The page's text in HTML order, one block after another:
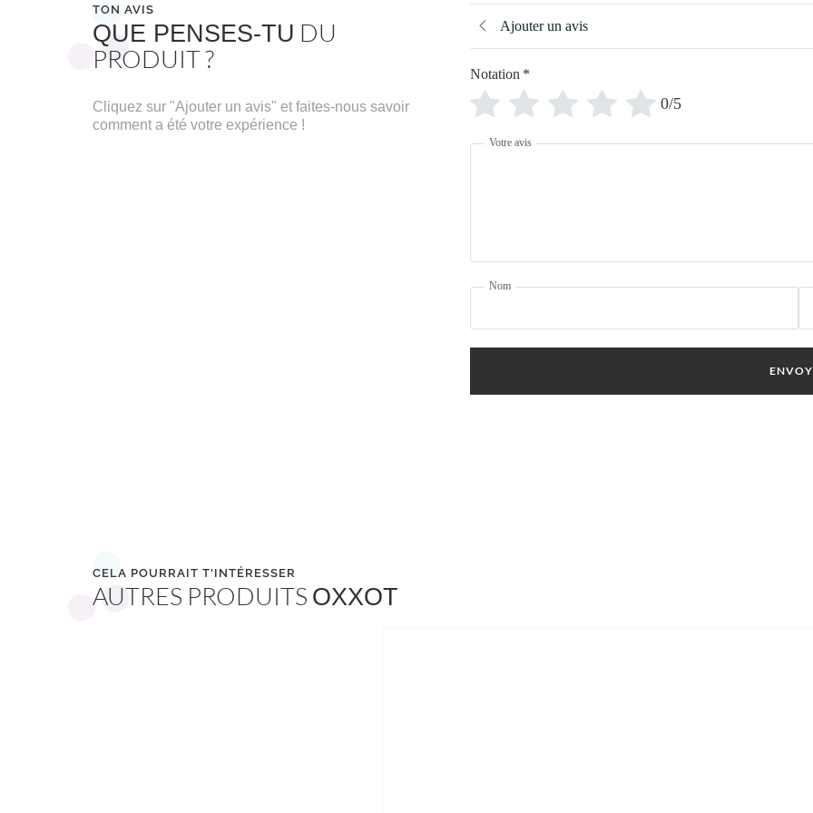
TON AVIS
QUE PENSES-TU DU
PRODUIT ?
Cliquez sur "Ajouter un avis" et faites-nous savoir
comment a été votre expérience !
Ajouter un avis
Notation *
0/5
Votre avis
Nom
CELA POURRAIT T'INTÉRESSER
AUTRES PRODUITS OXXOT